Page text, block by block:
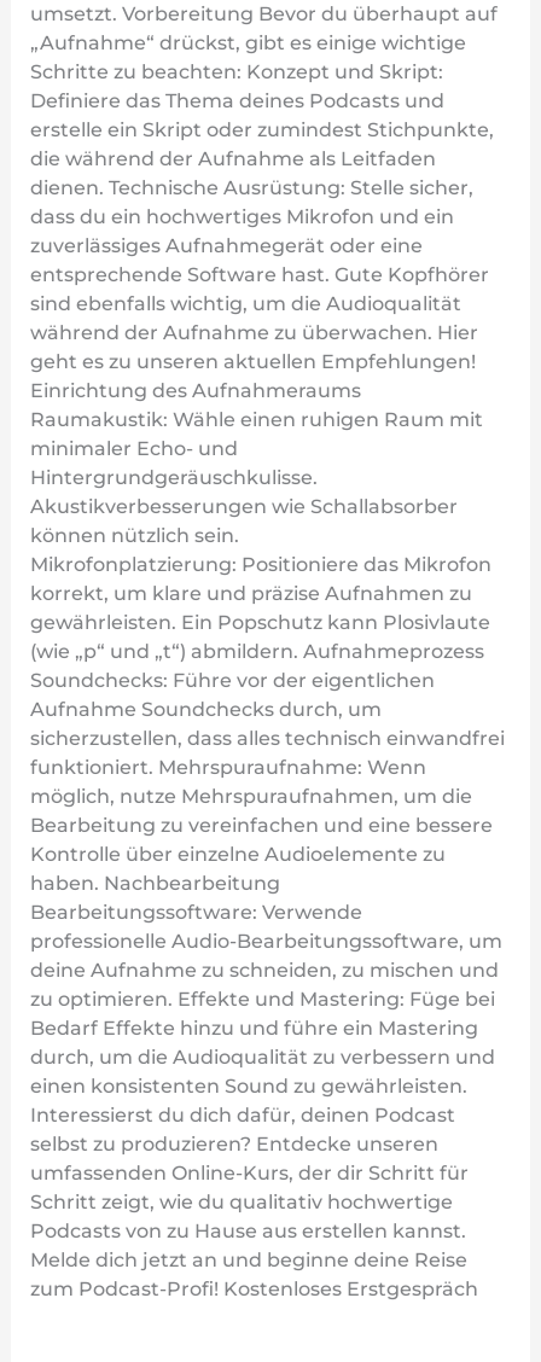
umsetzt. Vorbereitung Bevor du überhaupt auf
„Aufnahme“ drückst, gibt es einige wichtige
Schritte zu beachten: Konzept und Skript:
Definiere das Thema deines Podcasts und
erstelle ein Skript oder zumindest Stichpunkte,
die während der Aufnahme als Leitfaden
dienen. Technische Ausrüstung: Stelle sicher,
dass du ein hochwertiges Mikrofon und ein
zuverlässiges Aufnahmegerät oder eine
entsprechende Software hast. Gute Kopfhörer
sind ebenfalls wichtig, um die Audioqualität
während der Aufnahme zu überwachen. Hier
geht es zu unseren aktuellen Empfehlungen!
Einrichtung des Aufnahmeraums
Raumakustik: Wähle einen ruhigen Raum mit
minimaler Echo- und
Hintergrundgeräuschkulisse.
Akustikverbesserungen wie Schallabsorber
können nützlich sein.
Mikrofonplatzierung: Positioniere das Mikrofon
korrekt, um klare und präzise Aufnahmen zu
gewährleisten. Ein Popschutz kann Plosivlaute
(wie „p“ und „t“) abmildern. Aufnahmeprozess
Soundchecks: Führe vor der eigentlichen
Aufnahme Soundchecks durch, um
sicherzustellen, dass alles technisch einwandfrei
funktioniert. Mehrspuraufnahme: Wenn
möglich, nutze Mehrspuraufnahmen, um die
Bearbeitung zu vereinfachen und eine bessere
Kontrolle über einzelne Audioelemente zu
haben. Nachbearbeitung
Bearbeitungssoftware: Verwende
professionelle Audio-Bearbeitungssoftware, um
deine Aufnahme zu schneiden, zu mischen und
zu optimieren. Effekte und Mastering: Füge bei
Bedarf Effekte hinzu und führe ein Mastering
durch, um die Audioqualität zu verbessern und
einen konsistenten Sound zu gewährleisten.
Interessierst du dich dafür, deinen Podcast
selbst zu produzieren? Entdecke unseren
umfassenden Online-Kurs, der dir Schritt für
Schritt zeigt, wie du qualitativ hochwertige
Podcasts von zu Hause aus erstellen kannst.
Melde dich jetzt an und beginne deine Reise
zum Podcast-Profi! Kostenloses Erstgespräch